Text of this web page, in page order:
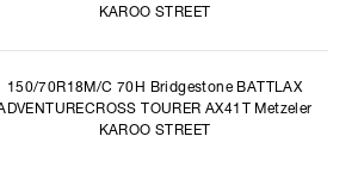
KAROO STREET
150/70R18M/C 70H Bridgestone BATTLAX
TOURER AX41T Metzeler
KAROO STREET